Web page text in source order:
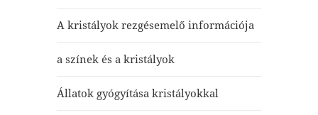
A kristályok rezgésemelő információja
a színek és a kristályok
Állatok gyógyítása kristályokkal